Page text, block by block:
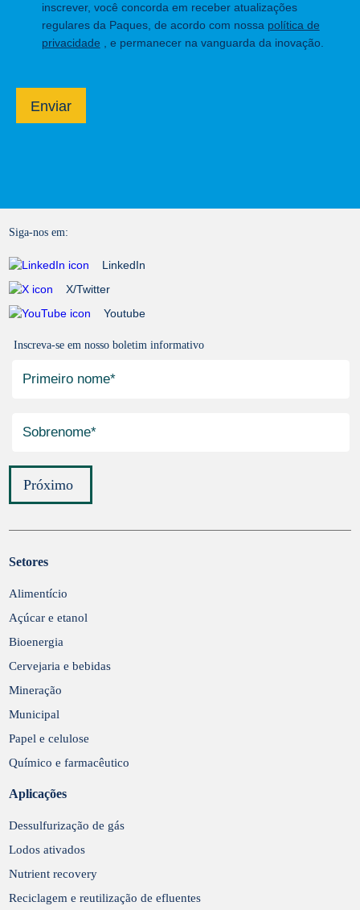
inscrever, você concorda em receber atualizações
regulares da Paques, de acordo com nossa política de
privacidade
, e permanecer na vanguarda da inovação.
Enviar
Inscreva-se em nosso boletim informativo
Próximo
Enviar
Siga-nos em:
LinkedIn
X/Twitter
Youtube
Setores
Alimentício
Açúcar e etanol
Bioenergia
Cervejaria e bebidas
Mineração
Municipal
Papel e celulose
Químico e farmacêutico
Aplicações
Dessulfurização de gás
Lodos ativados
Nutrient recovery
Reciclagem e reutilização de efluentes